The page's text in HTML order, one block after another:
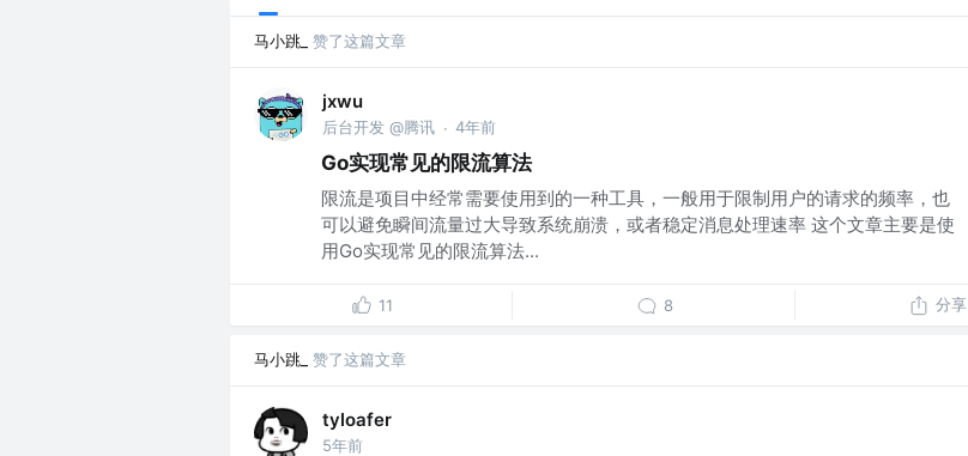
马小跳_ 赞了这篇文章
jxwu
后台开发 @腾讯 · 4年前
Go实现常见的限流算法
限流是项目中经常需要使用到的一种工具，一般用于限制用户的请求的频率，也
可以避免瞬间流量过大导致系统崩溃，或者稳定消息处理速率 这个文章主要是使
用Go实现常见的限流算法...
11 8 分享
马小跳_ 赞了这篇文章
tyloafer
5年前